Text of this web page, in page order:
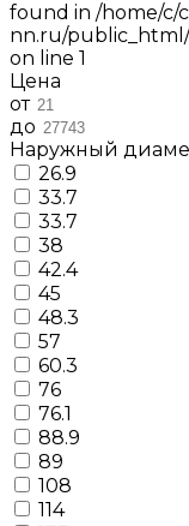
found in /home/c/
nn.ru/public_html/
on line 1
Цена
от
до
Наружный
26.9
33.7
33.7
38
42.4
45
48.3
57
60.3
76
76.1
88.9
89
108
114